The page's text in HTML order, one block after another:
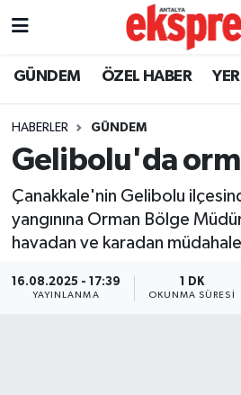
GÜNDEM ÖZEL HABER
HABERLER GÜNDEM
Gelibolu'da
Çanakkale'nin Gelibolu
yangınına Orman Bölge
havadan ve karadan
16.08.2025 - 17:39
YAYINLANMA
1 DK
OKUNMA SÜRESI
ÖZEL HABER
YEREL GÜNDEM
EKONOMİ
KÜLTÜR - SANAT
SPOR
Nöbetçi Eczaneler
Trafik Durumu
Süper Lig Puan Durumu ve
Tüm Manşetler
Son Dakika Haberleri